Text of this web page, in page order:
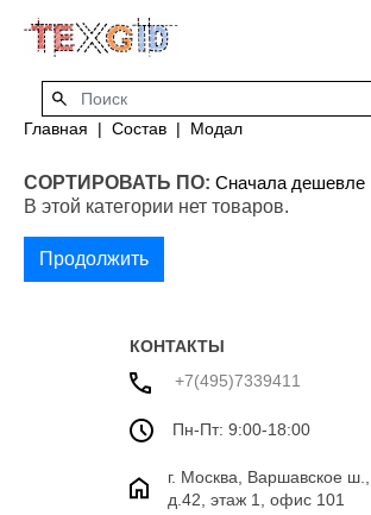
Главная Состав Модал
СОРТИРОВАТЬ ПО:
В этой категории нет товаров.
Продолжить
КОНТАКТЫ
+7(495)7339411
Пн-Пт: 9:00-18:00
г. Москва, Варшавское ш.,
д.42, этаж 1, офис 101